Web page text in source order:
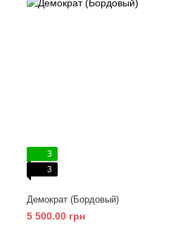
3
3
Демократ (Бордовый)
5 500.00 грн